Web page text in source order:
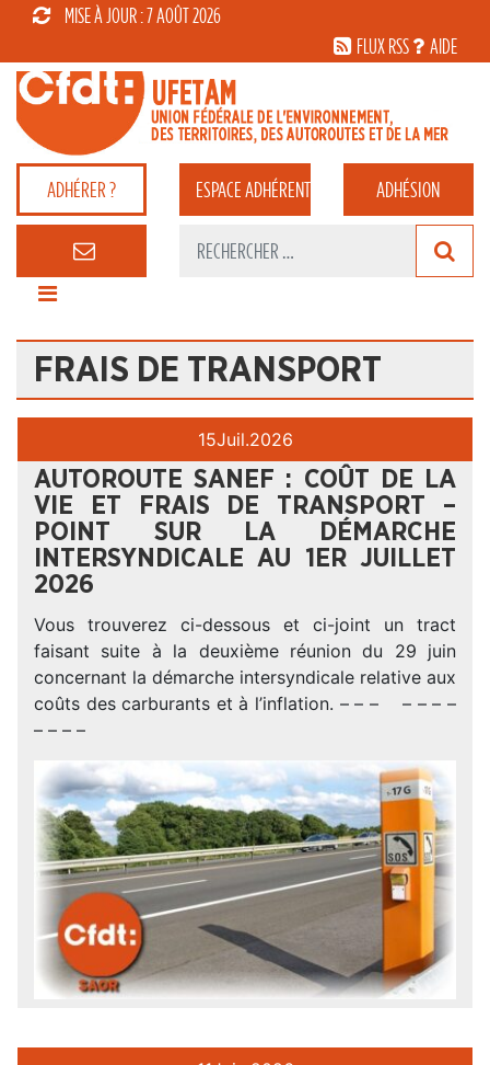
MISE À JOUR : 7 AOÛT 2026
FLUX RSS
AIDE
ADHÉRER ? ESPACEADHÉRENT ADHÉSION
FRAIS DE TRANSPORT
15Juil.2026
AUTOROUTE SANEF : COÛT DE LA
VIE ET FRAIS DE TRANSPORT –
POINT SUR LA DÉMARCHE
INTERSYNDICALE AU 1ER JUILLET
2026
Vous trouverez ci-dessous et ci-joint un tract
faisant suite à la deuxième réunion du 29 juin
concernant la démarche intersyndicale relative aux
coûts des carburants et à l’inflation. – – – – – – –
– – – –